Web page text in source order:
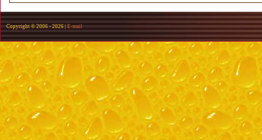
Copyright © 2006 -2026 |E-mail